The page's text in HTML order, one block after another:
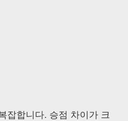
잡합니다. 승점 차이가 크